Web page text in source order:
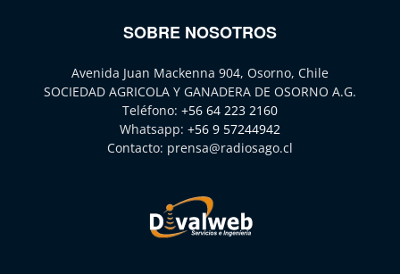
SOBRE NOSOTROS
Avenida Juan Mackenna 904, Osorno, Chile
SOCIEDAD AGRICOLA Y GANADERA DE OSORNO A.G.
Teléfono: +56 64 223 2160
Whatsapp: +56 9 57244942
Contacto: prensa@radiosago.cl